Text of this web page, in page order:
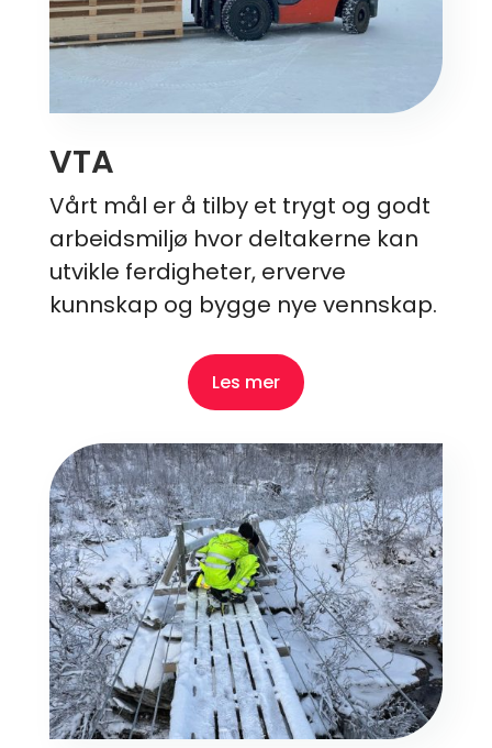
VTA
Vårt mål er å tilby et trygt og godt
arbeidsmiljø hvor deltakerne kan
utvikle ferdigheter, erverve
kunnskap og bygge nye vennskap.
Les mer